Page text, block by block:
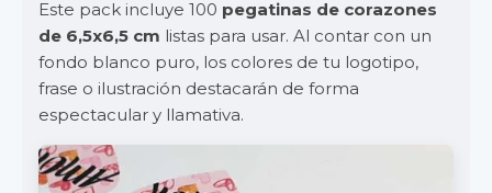
Este pack incluye 100 pegatinas de corazones
de 6,5x6,5 cm listas para usar. Al contar con un
fondo blanco puro, los colores de tu logotipo,
frase o ilustración destacarán de forma
espectacular y llamativa.